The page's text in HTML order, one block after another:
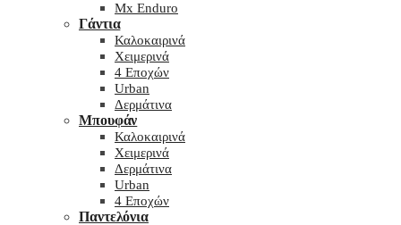
Mx Enduro
Γάντια
Καλοκαιρινά
Χειμερινά
4 Εποχών
Urban
Δερμάτινα
Μπουφάν
Καλοκαιρινά
Χειμερινά
Δερμάτινα
Urban
4 Εποχών
Παντελόνια